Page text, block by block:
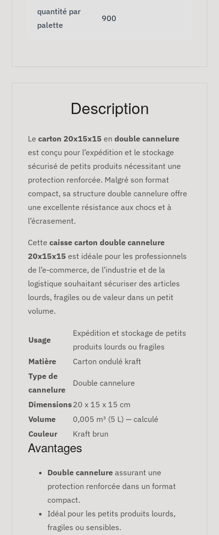
quantité par
palette
900
Description
Le carton 20x15x15 en double cannelure
est conçu pour l’expédition et le stockage
sécurisé de petits produits nécessitant une
protection renforcée. Malgré son format
compact, sa structure double cannelure offre
une excellente résistance aux chocs et à
l’écrasement.
Cette caisse carton double cannelure
20x15x15 est idéale pour les professionnels
de l’e-commerce, de l’industrie et de la
logistique souhaitant sécuriser des articles
lourds, fragiles ou de valeur dans un petit
volume.
Usage
Expédition et stockage de petits
produits lourds ou fragiles
Matière
Carton ondulé kraft
Type de
cannelure
Double cannelure
Dimensions20 x 15 x 15 cm
Volume
0,005 m³ (5 L) — calculé
Couleur
Kraft brun
Avantages
Double cannelure assurant une
protection renforcée dans un format
compact.
Idéal pour les petits produits lourds,
fragiles ou sensibles.